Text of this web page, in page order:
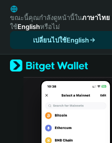
English
日本語
Tiếng Việt
Español (Latinoamérica)
Türkçe
Italiano
Português (Portugal)
ขณะนี้คุณกำลังดูหน้านี้ในภาษาไทย
ใช้Englishหรือไม่
เปลี่ยนไปใช้English